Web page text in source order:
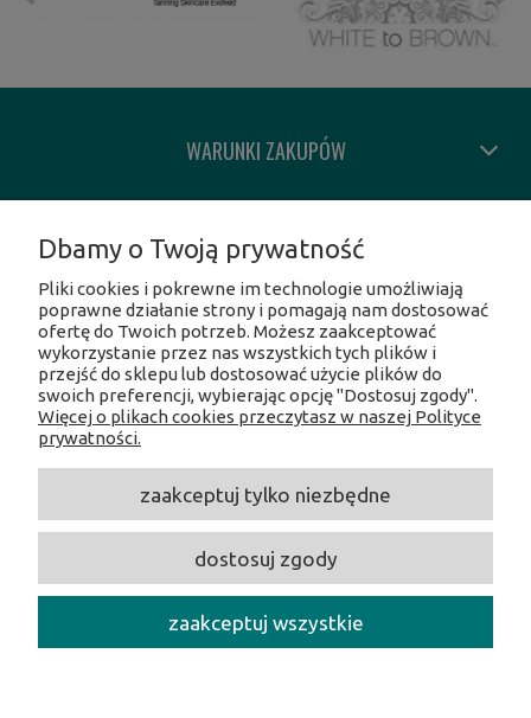
WARUNKI ZAKUPÓW
INFORMACJE O SKLEPIE
SOCIAL MEDIA
Facebook
Linkedin
Youtube
CentrumOpalania/ Hołubcowa 49, 02-821 Warszawa /NIP:
609017017 / E-mail:centrumopalania@wp.pl
Dbamy o Twoją prywatność
Pliki cookies i pokrewne im technologie umożliwiają
poprawne działanie strony i pomagają nam dostosować
ofertę do Twoich potrzeb. Możesz zaakceptować
wykorzystanie przez nas wszystkich tych plików i
przejść do sklepu lub dostosować użycie plików do
swoich preferencji, wybierając opcję "Dostosuj zgody".
Więcej o plikach cookies przeczytasz w naszej Polityce
prywatności.
zaakceptuj tylko niezbędne
dostosuj zgody
zaakceptuj wszystkie